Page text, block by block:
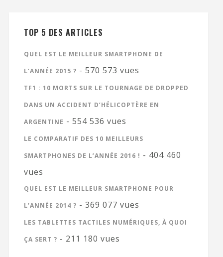
TOP 5 DES ARTICLES
QUEL EST LE MEILLEUR SMARTPHONE DE
L’ANNÉE 2015 ? - 570 573 vues
TF1 : 10 MORTS SUR LE TOURNAGE DE DROPPED
DANS UN ACCIDENT D’HÉLICOPTÈRE EN
ARGENTINE - 554 536 vues
LE COMPARATIF DES 10 MEILLEURS
SMARTPHONES DE L’ANNÉE 2016 ! - 404 460
vues
QUEL EST LE MEILLEUR SMARTPHONE POUR
L’ANNÉE 2014 ? - 369 077 vues
LES TABLETTES TACTILES NUMÉRIQUES, À QUOI
ÇA SERT ? - 211 180 vues